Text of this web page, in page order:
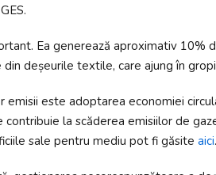
Ea generează aproximativ 10%
deșeurile textile, care ajung în
este adoptarea economiei
la scăderea emisiilor de
sale pentru mediu pot fi găsite aici.